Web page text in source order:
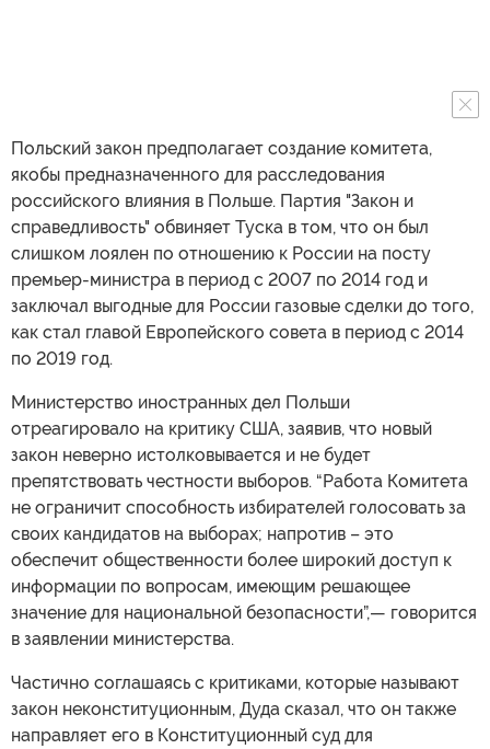
Польский закон предполагает создание комитета,
якобы предназначенного для расследования
российского влияния в Польше. Партия "Закон и
справедливость" обвиняет Туска в том, что он был
слишком лоялен по отношению к России на посту
премьер-министра в период с 2007 по 2014 год и
заключал выгодные для России газовые сделки до того,
как стал главой Европейского совета в период с 2014
по 2019 год.
Министерство иностранных дел Польши
отреагировало на критику США, заявив, что новый
закон неверно истолковывается и не будет
препятствовать честности выборов. “Работа Комитета
не ограничит способность избирателей голосовать за
своих кандидатов на выборах; напротив – это
обеспечит общественности более широкий доступ к
информации по вопросам, имеющим решающее
значение для национальной безопасности”,— говорится
в заявлении министерства.
Частично соглашаясь с критиками, которые называют
закон неконституционным, Дуда сказал, что он также
направляет его в Конституционный суд для